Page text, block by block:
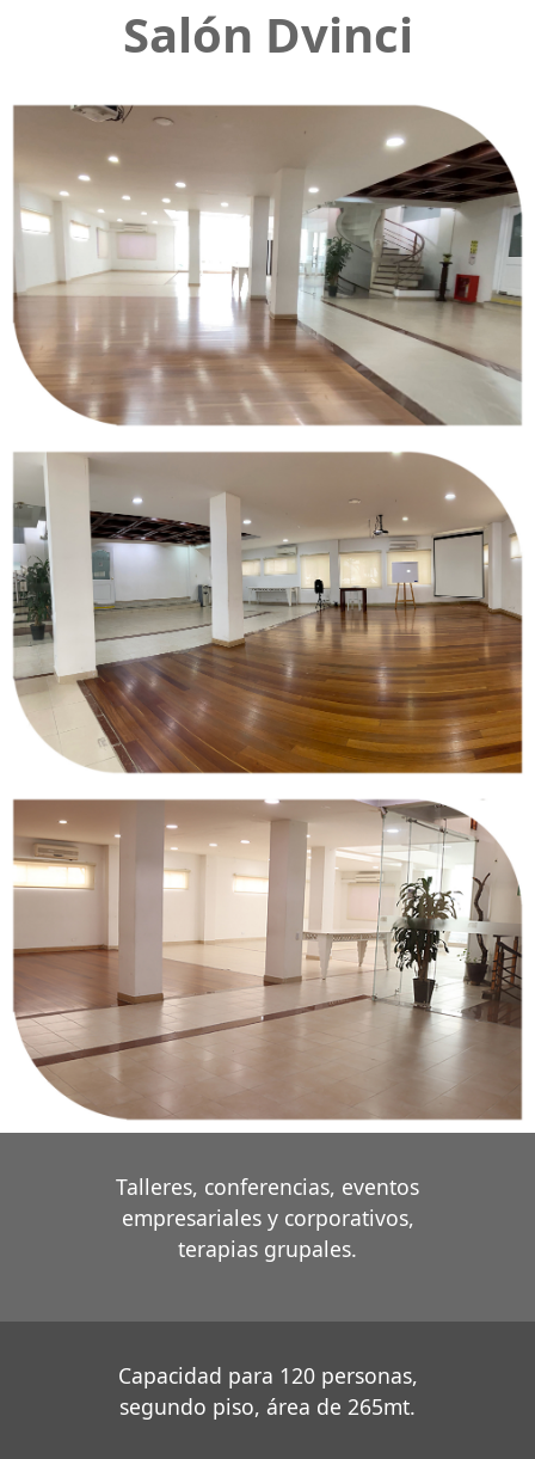
Salón Dvinci
Talleres, conferencias, eventos
empresariales y corporativos,
terapias grupales.
Capacidad para 120 personas,
segundo piso, área de 265mt.